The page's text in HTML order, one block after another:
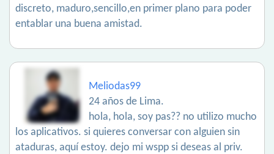
discreto, maduro,sencillo,en primer plano para poder
entablar una buena amistad.
Meliodas99
24 años de Lima.
hola, hola, soy pas?? no utilizo mucho
los aplicativos. si quieres conversar con alguien sin
ataduras, aquí estoy. dejo mi wspp si deseas al priv.